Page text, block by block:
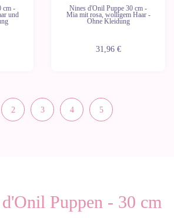
cm -
und
Nines d'Onil Puppe 30 cm -
Mia mit rosa, wolligem Haar -
Ohne Kleidung
31,96 €
2 3 4 5
Puppen - 30 cm